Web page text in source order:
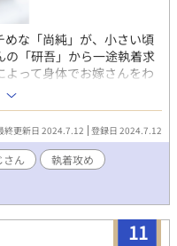
新話投稿しました。
なりそうです。 20.05.20
は相思相愛になれまし
もしれない。
めな「尚純」が、小さい頃
の「研吾」から一途執着求
って身体でお嫁さんをわ
筆させていただいたお話で
拍手 http://bit.ly/38kXFb0
終更新日 2024.7.12 登録日 2024.7.12
さん
執着攻め
11